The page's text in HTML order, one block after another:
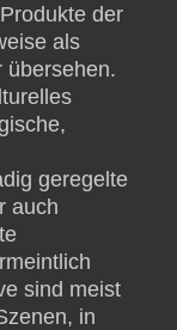
der
als
übersehen.
geregelte
auch
sind meist
in